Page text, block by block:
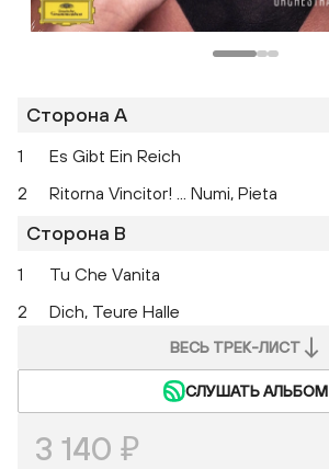
Сторона A
1 Es Gibt Ein Reich
2
Ritorna Vincitor! ... Numi, Pieta
Сторона B
1 Tu Che Vanita
2
Dich, Teure Halle
ВЕСЬ ТРЕК-ЛИСТ
СЛУШАТЬ АЛЬБОМ
3 140 ₽